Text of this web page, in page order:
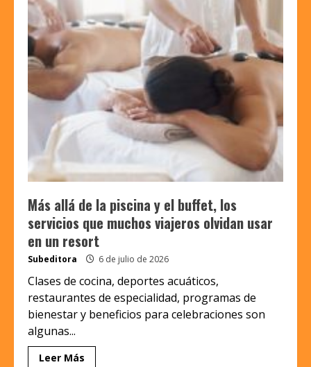
Más allá de la piscina y el buffet, los
servicios que muchos viajeros olvidan usar
en un resort
Subeditora 6 de julio de 2026
Clases de cocina, deportes acuáticos,
restaurantes de especialidad, programas de
bienestar y beneficios para celebraciones son
algunas...
Leer Más